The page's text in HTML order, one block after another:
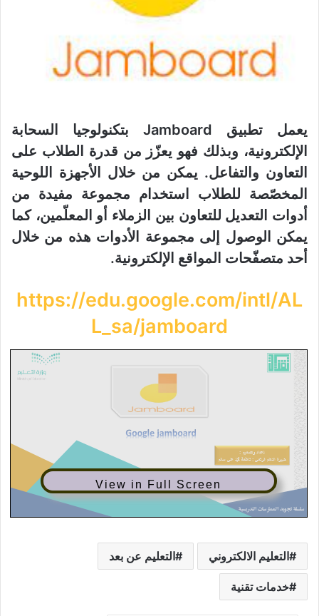
يعمل تطبيق Jamboard بتكنولوجيا السحابة
الإلكترونية، وبذلك فهو يعزّز من قدرة الطلاب على
التعاون والتفاعل. يمكن من خلال الأجهزة اللوحية
المخصّصة للطلاب استخدام مجموعة مفيدة من
أدوات التعديل للتعاون بين الزملاء أو المعلّمين، كما
يمكن الوصول إلى مجموعة الأدوات هذه من خلال
أحد متصفّحات المواقع الإلكترونية.
https://edu.google.com/intl/AL
L_sa/jamboard
View in Full Screen
التعليم الالكتروني التعليم عن بعد
خدمات تقنية